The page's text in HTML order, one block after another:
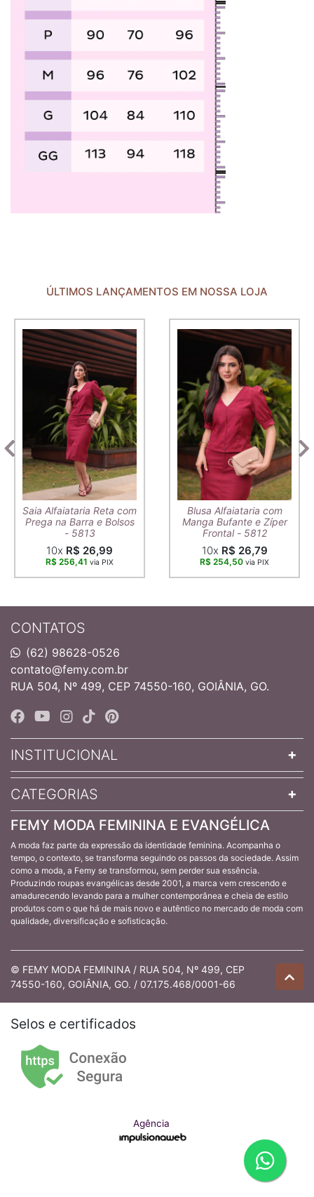
ÚLTIMOS LANÇAMENTOS EM NOSSA LOJA
Saia Alfaiataria Reta com
Prega na Barra e Bolsos
- 5813
10x R$ 26,99
R$ 256,41 via PIX
Blusa Alfaiataria com
Manga Bufante e Zíper
Frontal - 5812
10x R$ 26,79
R$ 254,50 via PIX
CONTATOS
(62) 98628-0526
contato@femy.com.br
RUA 504, Nº 499, CEP 74550-160, GOIÂNIA, GO.
INSTITUCIONAL
CATEGORIAS
FEMY MODA FEMININA E EVANGÉLICA
A moda faz parte da expressão da identidade feminina. Acompanha o
tempo, o contexto, se transforma seguindo os passos da sociedade. Assim
como a moda, a Femy se transformou, sem perder sua essência.
Produzindo roupas evangélicas desde 2001, a marca vem crescendo e
amadurecendo levando para a mulher contemporânea e cheia de estilo
produtos com o que há de mais novo e autêntico no mercado de moda com
qualidade, diversificação e sofisticação.
© FEMY MODA FEMININA / RUA 504, Nº 499, CEP
74550-160, GOIÂNIA, GO. / 07.175.468/0001-66
Selos e certificados
Agência